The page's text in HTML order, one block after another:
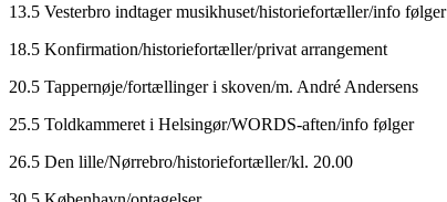
13.5 Vesterbro indtager musikhuset/historiefortæller/info følger
18.5 Konfirmation/historiefortæller/privat arrangement
20.5 Tappernøje/fortællinger i skoven/m. André Andersens
25.5 Toldkammeret i Helsingør/WORDS-aften/info følger
26.5 Den lille/Nørrebro/historiefortæller/kl. 20.00